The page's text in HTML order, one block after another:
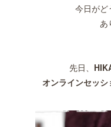
今日がど
あ
先日、
オンラインセッシ